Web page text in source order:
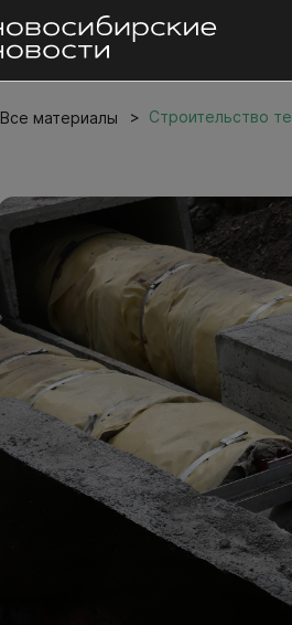
Все материалы Строительство